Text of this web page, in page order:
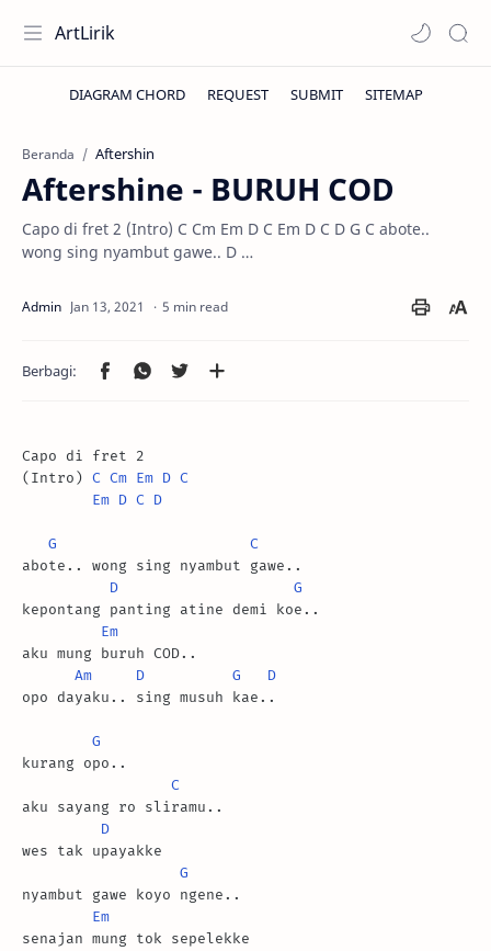
ArtLirik
Beranda Aftershin
Aftershine - BURUH COD
Capo di fret 2 (Intro) C Cm Em D C Em D C D G C abote..
wong sing nyambut gawe.. D …
5 min read
Capo di fret 2
(Intro) C Cm Em D C
Em D C D
G
C
abote.. wong sing nyambut gawe..
D
G
kepontang panting atine demi koe..
Em
aku mung buruh COD..
Am
D G
D
opo dayaku.. sing musuh kae..
G
kurang opo..
C
aku sayang ro sliramu..
D
wes tak upayakke
G
nyambut gawe koyo ngene..
Em
senajan mung tok sepelekke